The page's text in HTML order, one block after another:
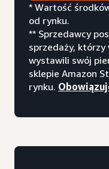
* Wartość
od rynku.
** Sprzedawcy
sprzedaży,
wystawili swój
sklepie Amazon
rynku.